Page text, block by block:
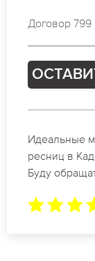
Договор 091
Спасибо
ресниц в
все было